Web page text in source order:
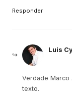
Responder
Luis
Verdade Marco
texto.